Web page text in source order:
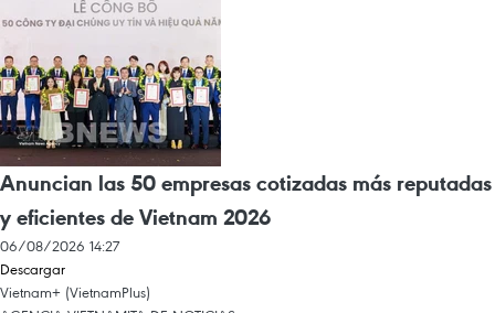
Anuncian las 50 empresas cotizadas más reputadas
y eficientes de Vietnam 2026
06/08/2026 14:27
Descargar
Vietnam+ (VietnamPlus)